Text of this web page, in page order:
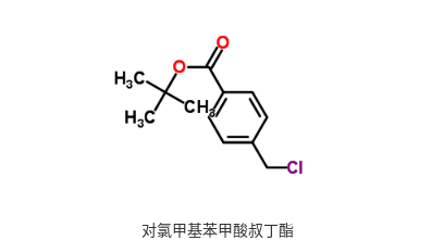
对氯甲基苯甲酸叔丁酯